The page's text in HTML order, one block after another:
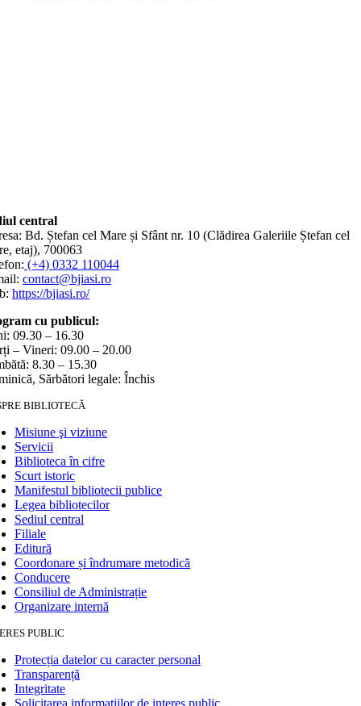
central
Bd. Ștefan cel Mare și Sfânt nr. 10 (Clădirea Galeriile Ștefan cel
etaj), 700063
(+4) 0332 110044
contact@bjiasi.ro
https://bjiasi.ro/
cu publicul:
09.30 – 16.30
– Vineri: 09.00 – 20.00
8.30 – 15.30
Sărbători legale: Închis
BIBLIOTECĂ
Misiune şi viziune
Servicii
Biblioteca în cifre
Scurt istoric
Manifestul bibliotecii publice
Legea bibliotecilor
Sediul central
Filiale
Editură
Coordonare și îndrumare metodică
Conducere
Consiliul de Administrație
Organizare internă
PUBLIC
Protecția datelor cu caracter personal
Transparență
Integritate
Solicitarea informaţiilor de interes public